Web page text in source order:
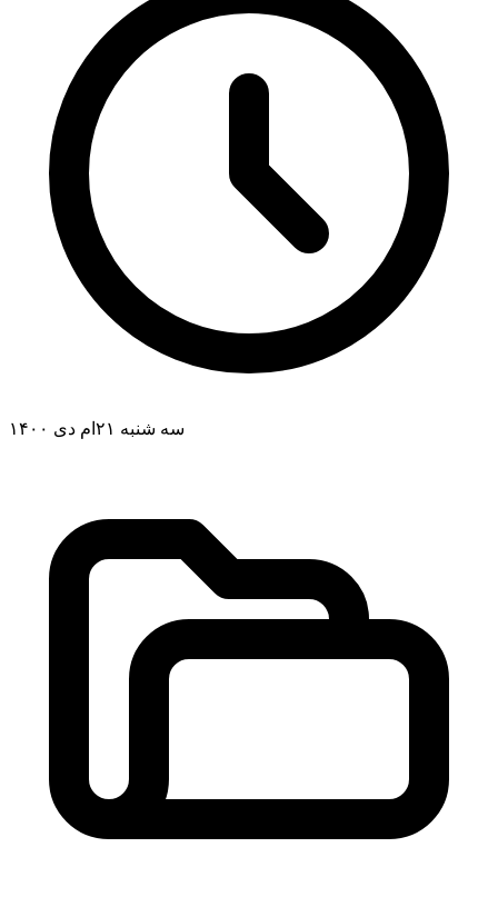
سه شنبه ۲۱ام دی ۱۴۰۰